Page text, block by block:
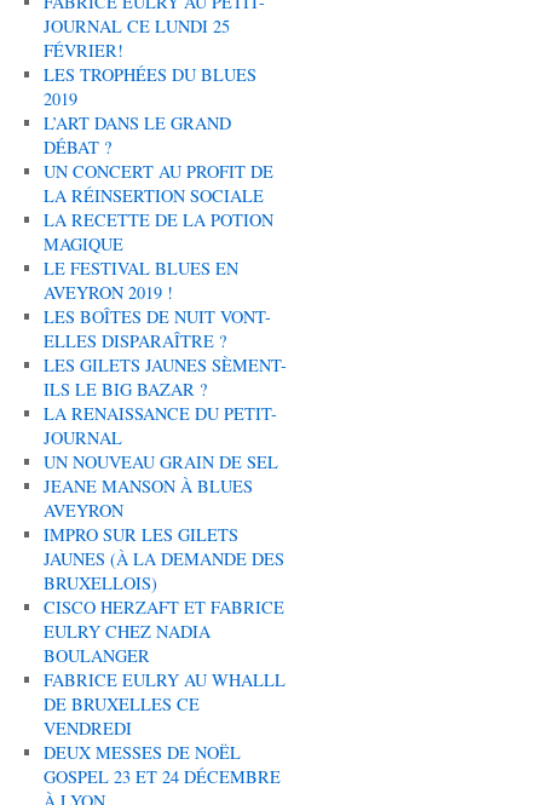
JOURNAL CE LUNDI 25
FÉVRIER!
LES TROPHÉES DU BLUES
2019
L’ART DANS LE GRAND
DÉBAT ?
UN CONCERT AU PROFIT DE
LA RÉINSERTION SOCIALE
LA RECETTE DE LA POTION
MAGIQUE
LE FESTIVAL BLUES EN
AVEYRON 2019 !
LES BOÎTES DE NUIT VONT-
ELLES DISPARAÎTRE ?
LES GILETS JAUNES SÈMENT-
ILS LE BIG BAZAR ?
LA RENAISSANCE DU PETIT-
JOURNAL
UN NOUVEAU GRAIN DE SEL
JEANE MANSON À BLUES
AVEYRON
IMPRO SUR LES GILETS
JAUNES (À LA DEMANDE DES
BRUXELLOIS)
CISCO HERZAFT ET FABRICE
EULRY CHEZ NADIA
BOULANGER
FABRICE EULRY AU WHALLL
DE BRUXELLES CE
VENDREDI
DEUX MESSES DE NOËL
GOSPEL 23 ET 24 DÉCEMBRE